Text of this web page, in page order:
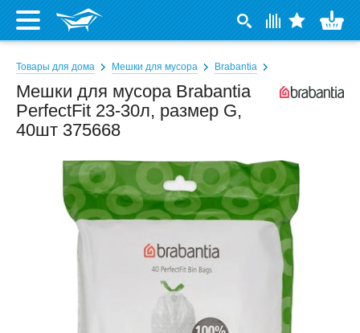
Товары для дома Мешки для мусора Brabantia
Мешки для мусора Brabantia
PerfectFit 23-30л, размер G,
40шт 375668